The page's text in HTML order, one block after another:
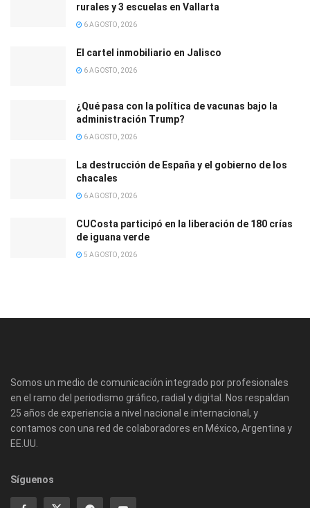
rurales y 3 escuelas en Vallarta
6 AGOSTO, 2026
El cartel inmobiliario en Jalisco
6 AGOSTO, 2026
¿Qué pasa con la política de vacunas bajo la
administración Trump?
6 AGOSTO, 2026
La destrucción de España y el gobierno de los
chacales
6 AGOSTO, 2026
CUCosta participó en la liberación de 180 crías
de iguana verde
5 AGOSTO, 2026
Somos un medio de comunicación integrado por profesionales
en el ramo del periodismo gráfico, radial y digital. Nos respaldan
25 años de experiencia a nivel nacional e internacional, y
contamos con una red de colaboradores en México, Argentina y
EE.UU.
Síguenos